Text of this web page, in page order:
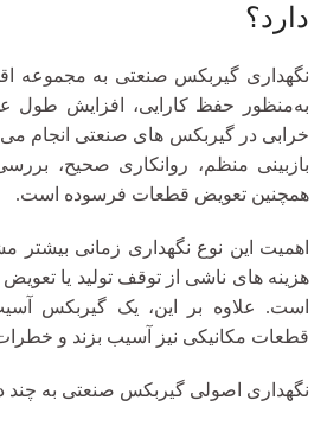
دارد؟
نگهداری گیربکس صنعتی به مجموعه
به‌منظور حفظ کارایی، افزایش طول
خرابی در گیربکس های صنعتی انجام
بازبینی منظم، روانکاری صحیح،
همچنین تعویض قطعات فرسوده است.
اهمیت این نوع نگهداری زمانی
هزینه‌ های ناشی از توقف تولید یا
است. علاوه بر این، یک گیربکس
قطعات مکانیکی نیز آسیب بزند و خطرات
نگهداری اصولی گیربکس صنعتی به